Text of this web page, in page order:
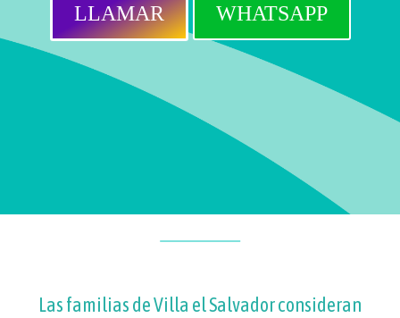
LLAMAR WHATSAPP
Las familias de Villa el Salvador consideran